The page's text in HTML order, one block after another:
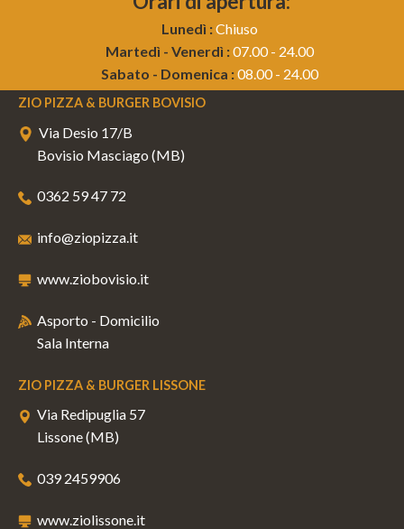
Lunedì :Chiuso
Martedì - Venerdì :07.00 - 24.00
Sabato - Domenica :08.00 - 24.00
ZIO PIZZA & BURGER BOVISIO
Via Desio 17/B
Bovisio Masciago (MB)
0362 59 47 72
info@ziopizza.it
www.ziobovisio.it
Asporto - Domicilio
Sala Interna
ZIO PIZZA & BURGER LISSONE
Via Redipuglia 57
Lissone (MB)
039 2459906
www.ziolissone.it